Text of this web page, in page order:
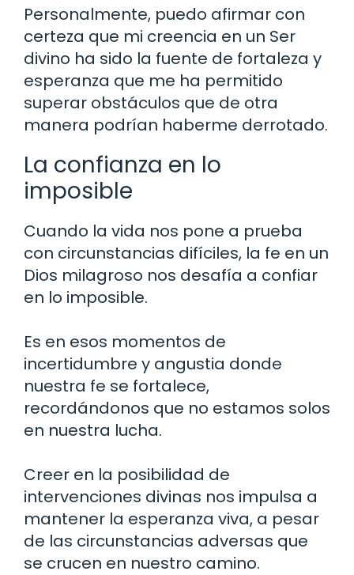
Personalmente, puedo afirmar con
certeza que mi creencia en un Ser
divino ha sido la fuente de fortaleza y
esperanza que me ha permitido
superar obstáculos que de otra
manera podrían haberme derrotado.
La confianza en lo
imposible
Cuando la vida nos pone a prueba
con circunstancias difíciles, la fe en un
Dios milagroso nos desafía a confiar
en lo imposible.
Es en esos momentos de
incertidumbre y angustia donde
nuestra fe se fortalece,
recordándonos que no estamos solos
en nuestra lucha.
Creer en la posibilidad de
intervenciones divinas nos impulsa a
mantener la esperanza viva, a pesar
de las circunstancias adversas que
se crucen en nuestro camino.